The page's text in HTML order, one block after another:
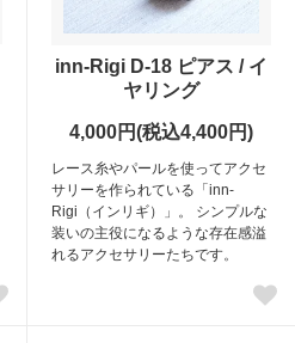
inn-Rigi D-18 ピアス / イ
ヤリング
4,000円(税込4,400円)
レース糸やパールを使ってアクセ
サリーを作られている「inn-
Rigi（インリギ）」。 シンプルな
装いの主役になるような存在感溢
れるアクセサリーたちです。